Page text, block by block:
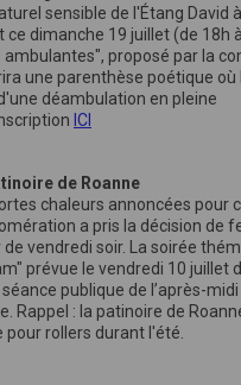
sensible de l'Étang David
dimanche 19 juillet (de 18h
proposé par la
une parenthèse poétique où
déambulation en pleine
ICI
de Roanne
chaleurs annoncées pour
a pris la décision de
vendredi soir. La soirée
prévue le vendredi 10 juillet
publique de l’après-
Rappel : la patinoire de
rollers durant l'été.